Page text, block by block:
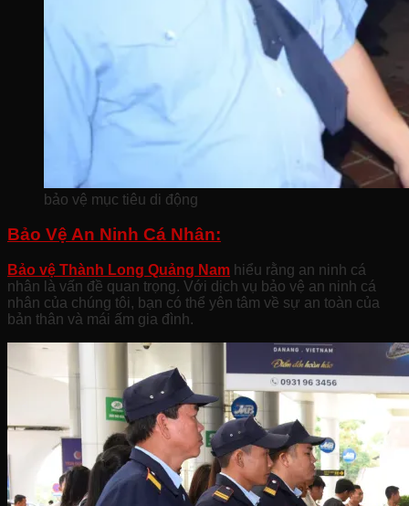
bảo vệ mục tiêu di động
Bảo Vệ An Ninh Cá Nhân:
Bảo vệ Thành Long Quảng Nam hiểu rằng an ninh cá
nhân là vấn đề quan trọng. Với dịch vụ bảo vệ an ninh cá
nhân của chúng tôi, bạn có thể yên tâm về sự an toàn của
bản thân và mái ấm gia đình.